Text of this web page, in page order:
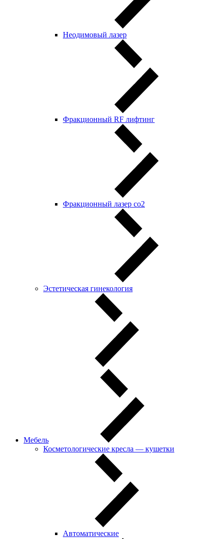
Неодимовый лазер
Фракционный RF лифтинг
Фракционный лазер со2
Эстетическая гинекология
Мебель
Косметологические кресла — кушетки
Автоматические